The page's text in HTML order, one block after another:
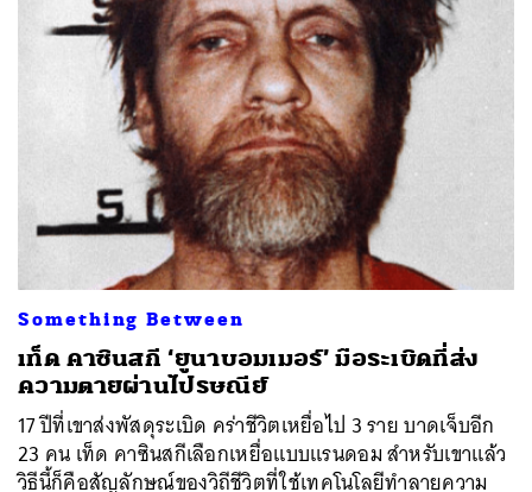
Something Between
เท็ด คาซินสกี ‘ยูนาบอมเมอร์’ มือระเบิดที่ส่ง
ความตายผ่านไปรษณีย์
17 ปีที่เขาส่งพัสดุระเบิด คร่าชีวิตเหยื่อไป 3 ราย บาดเจ็บอีก
23 คน เท็ด คาซินสกีเลือกเหยื่อแบบแรนดอม สำหรับเขาแล้ว
วิธีนี้ก็คือสัญลักษณ์ของวิถีชีวิตที่ใช้เทคโนโลยีทำลายความ